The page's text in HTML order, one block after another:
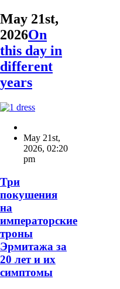
May 21st,
2026On
this day in
different
years
May 21st,
2026, 02:20
pm
Три
покушения
на
императорские
троны
Эрмитажа за
20 лет и их
симптомы